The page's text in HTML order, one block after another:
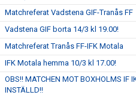
Matchreferat Vadstena GIF-Tranås FF
Vadstena GIF borta 14/3 kl 19.00!
Matchreferat Tranås FF-IFK Motala
IFK Motala hemma 10/3 kl 17.00!
OBS!! MATCHEN MOT BOXHOLMS IF
INSTÄLLD!!